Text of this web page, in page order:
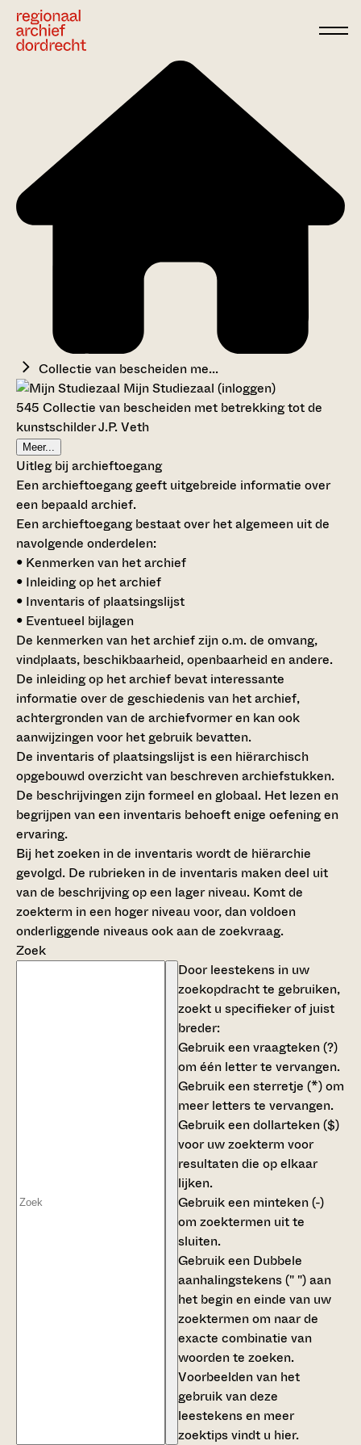
Collectie van bescheiden me...
Mijn Studiezaal (inloggen)
545 Collectie van bescheiden met betrekking tot de
kunstschilder J.P. Veth
Meer...
Uitleg bij archieftoegang
Een archieftoegang geeft uitgebreide informatie over
een bepaald archief.
Een archieftoegang bestaat over het algemeen uit de
navolgende onderdelen:
• Kenmerken van het archief
• Inleiding op het archief
• Inventaris of plaatsingslijst
• Eventueel bijlagen
De kenmerken van het archief zijn o.m. de omvang,
vindplaats, beschikbaarheid, openbaarheid en andere.
De inleiding op het archief bevat interessante
informatie over de geschiedenis van het archief,
achtergronden van de archiefvormer en kan ook
aanwijzingen voor het gebruik bevatten.
De inventaris of plaatsingslijst is een hiërarchisch
opgebouwd overzicht van beschreven archiefstukken.
De beschrijvingen zijn formeel en globaal. Het lezen en
begrijpen van een inventaris behoeft enige oefening en
ervaring.
Bij het zoeken in de inventaris wordt de hiërarchie
gevolgd. De rubrieken in de inventaris maken deel uit
van de beschrijving op een lager niveau. Komt de
zoekterm in een hoger niveau voor, dan voldoen
onderliggende niveaus ook aan de zoekvraag.
Zoek
Door leestekens in uw
zoekopdracht te gebruiken,
zoekt u specifieker of juist
breder:
Gebruik eenvraagteken (?)
om één letter te vervangen.
Gebruik eensterretje (*)om
meer letters te vervangen.
Gebruik eendollarteken ($)
voor uw zoekterm voor
resultaten die op elkaar
lijken.
Gebruik een minteken (-)
om zoektermen uit te
sluiten.
Gebruik een Dubbele
aanhalingstekens (" ")aan
het begin en einde van uw
zoektermen om naar de
exacte combinatie van
woorden te zoeken.
Voorbeelden van het
gebruik van deze
leestekens en meer
zoektips vindt u hier.